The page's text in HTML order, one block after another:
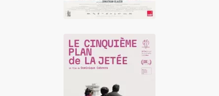
Le Cinquième plan